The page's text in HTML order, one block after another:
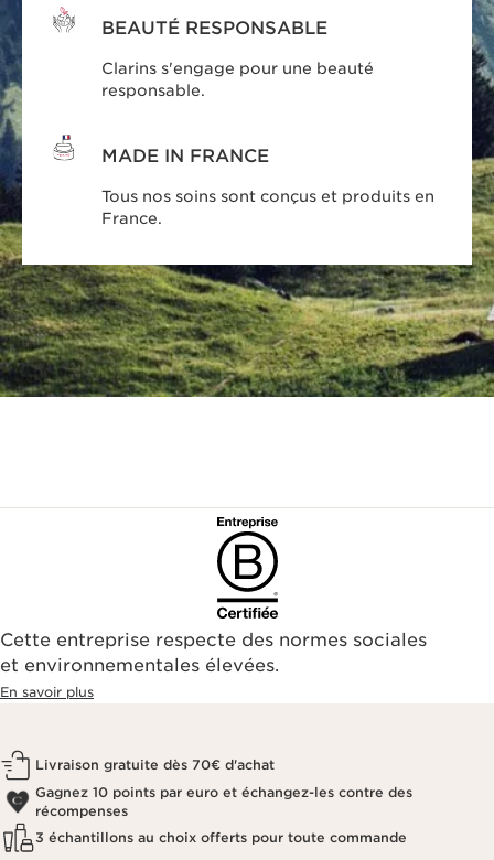
BEAUTÉ RESPONSABLE
Clarins s'engage pour une beauté
responsable.
MADE IN FRANCE
Tous nos soins sont conçus et produits en
France.
Cette entreprise respecte des normes sociales
et environnementales élevées.
En savoir plus
Livraison gratuite dès 70€ d'achat
Gagnez 10 points par euro et échangez-les contre des
récompenses
3 échantillons au choix offerts pour toute commande